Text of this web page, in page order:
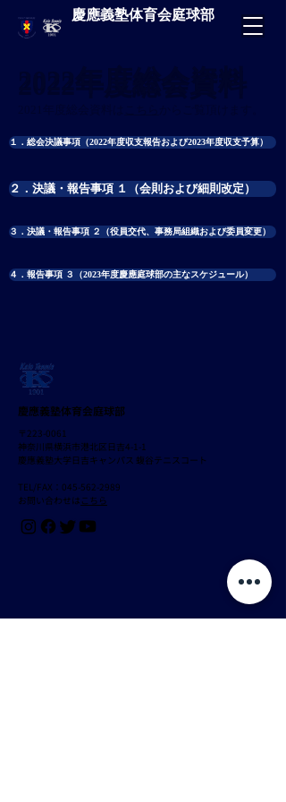
慶應義塾体育会庭球部
１．総会決議事項（2022年度収支報告および2023年度収支予算）
２．決議・報告事項 １（会則および細則改定）
３．決議・報告事項 ２（役員交代、事務局組織および委員変更）
４．報告事項 ３（2023年度慶應庭球部の主なスケジュール）
​慶應義塾体育会庭球部
〒223-0061
神奈川県横浜市港北区日吉4-1-1
慶應義塾大学日吉キャンパス 蝮谷テニスコート
TEL/FAX：045-562-2989
​お問い合わせは こちら